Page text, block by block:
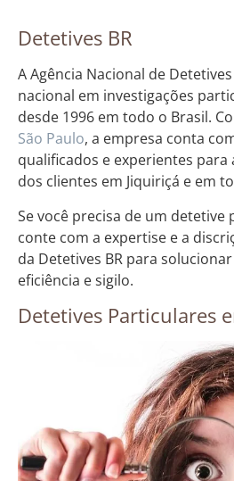
Detetives BR
A Agência Nacional de
nacional em investigações
desde 1996 em todo o Brasil.
São Paulo, a empresa conta
qualificados e experientes
dos clientes em Jiquiriçá e em
Se você precisa de um detetive
conte com a expertise e a
da Detetives BR para
eficiência e sigilo.
Detetives Particulares